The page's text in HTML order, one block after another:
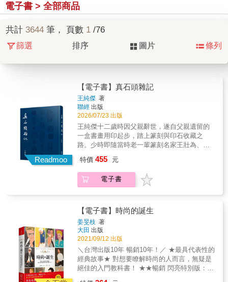
電子書 > 全部商品
共計 3644 筆， 頁數 1 /76
篩選 排序 圖片 條列
Readmoo
【電子書】真石頭雜記
王純傑 著
聯經 出版
2026/07/23 出版
王純傑十二歲時因父親辭世，遂自父親遺留的
一盒書畫用印起步，踏上篆刻與印石收藏之
路。少時即隨當時老一輩篆刻名家王壯為、王
並親歷臺灣印學發展的重要時期，見證許多鮮
為人知的印壇逸事、掌故與文化。1970年代末
旅居美國後，仍持續尋訪印石、鑽研篆刻，遍
「遇石事」、「憶石事」三章，以百餘篇散文
串聯一方方印石背後的人物、故事與時代背
景。書中既有田黃、芙蓉、坑頭凍、雞血石等
名石的鑑賞心得，亦分享辨石、購石、裁石、
治印之實務經驗。然而，比石更為動人的，是
其所承載的人情──親情、師友情、文人雅誼，
以及尋石、得石、失石之間交織的悲歡離合。
作者自謙「道聽實說」，實則憑藉半世紀的親
特價 455 元
電子書
【電子書】時尚的誕生
姜旻枝 著
大田 出版
2021/09/12 出版
＼台灣出版10年 暢銷10年！／ ★最具代表性的
經典故事★ 對想要瞭解時尚的人而言，無疑是
絕佳的入門教科書！ ★★暢銷 閃亮特別版：封